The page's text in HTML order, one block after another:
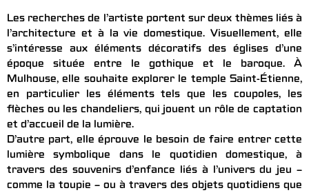
Les recherches de l’artiste portent sur deux thèmes liés à
l’architecture et à la vie domestique. Visuellement, elle
s’intéresse aux éléments décoratifs des églises d’une
époque située entre le gothique et le baroque. À
Mulhouse, elle souhaite explorer le temple Saint-Étienne,
en particulier les éléments tels que les coupoles, les
flèches ou les chandeliers, qui jouent un rôle de captation
et d’accueil de la lumière.
D’autre part, elle éprouve le besoin de faire entrer cette
lumière symbolique dans le quotidien domestique, à
travers des souvenirs d’enfance liés à l’univers du jeu –
comme la toupie – ou à travers des objets quotidiens que